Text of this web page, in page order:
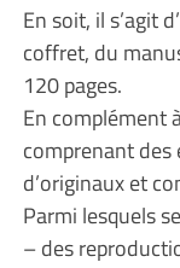
En soit, il s’agit
coffret, du
120 pages.
En complément
comprenant des
d’originaux et
Parmi lesquels
– des